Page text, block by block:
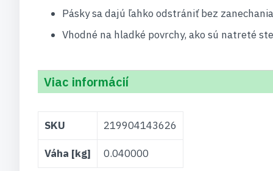
Pásky sa dajú ľahko odstrániť bez
Vhodné na hladké povrchy, ako sú natreté
Viac informácií
informácií
SKU 219904143626
Váha [kg] 0.040000